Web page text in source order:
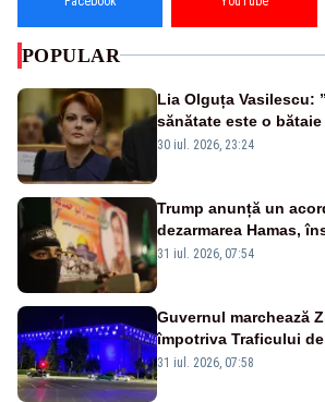
POPULAR
Lia Olguța Vasilescu:
sănătate este o bătaie
guvernează
30 iul. 2026, 23:24
Trump anunță un
dezarmarea Hamas,
Israelului rămâne incert
31 iul. 2026, 07:54
Guvernul marchează
împotriva Traficului
Victoria, iluminat în
31 iul. 2026, 07:58